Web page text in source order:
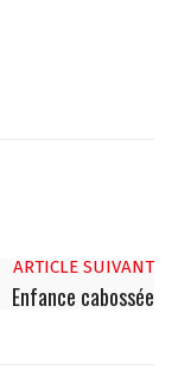
ARTICLE SUIVANT
Enfance cabossée